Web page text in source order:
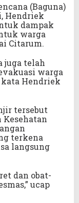
(Baguna)
Hendriek
dampak
warga
Citarum.
juga telah
warga
kata Hendriek
tersebut
Kesehatan
terkena
langsung
dan obat-
ucap